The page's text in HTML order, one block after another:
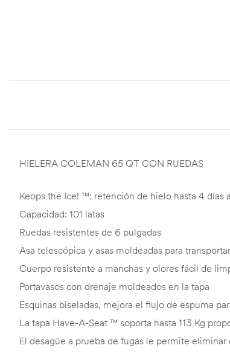
HIELERA COLEMAN 65 QT CON RUEDAS
Keops the Ice! ™: retención de hielo hasta 4 días
Capacidad: 101 latas
Ruedas resistentes de 6 pulgadas
Asa telescópica y asas moldeadas para
Cuerpo resistente a manchas y olores fácil de
Portavasos con drenaje moldeados en la tapa
Esquinas biseladas, mejora el flujo de espuma
La tapa Have-A-Seat ™ soporta hasta 113 Kg
El desagüe a prueba de fugas le permite